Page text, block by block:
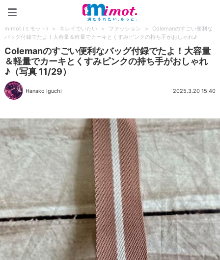
mimot.(ミモット) > キレイでいたい > ファッション >
Colemanのすごい便利な
バッグ付録でたよ！大容量＆軽量でカーキとくすみピンクの持ち手がおしゃれ♪
Colemanのすごい便利なバッグ付録でたよ！大容量
＆軽量でカーキとくすみピンクの持ち手がおしゃれ
♪（写真 11/29）
Hanako Iguchi 2025.3.20 15:40